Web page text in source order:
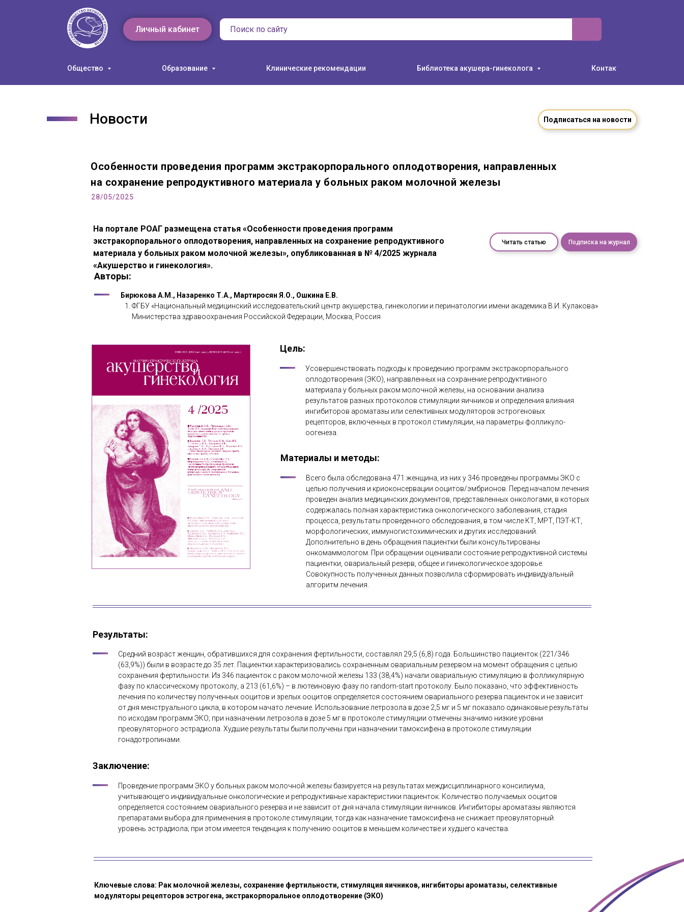
Личный кабинет
Общество Образование Клинические рекомендации Библиотека акушера-гинеколога Контакты
Новости Подписаться на новости
Особенности проведения программ экстракорпорального оплодотворения, направленных
на сохранение репродуктивного материала у больных раком молочной железы
28/05/2025
На портале РОАГ размещена статья «Особенности проведения программ
экстракорпорального оплодотворения, направленных на сохранение репродуктивного
материала у больных раком молочной железы», опубликованная в № 4/2025 журнала
«Акушерство и гинекология».
Бирюкова А.М., Назаренко Т.А., Мартиросян Я.О., Ошкина Е.В.
ФГБУ «Национальный медицинский исследовательский центр акушерства, гинекологии и перинатологии имени академика В.И. Кулакова»
Министерства здравоохранения Российской Федерации, Москва, Россия
Результаты:
Ключевые слова: Рак молочной железы, сохранение фертильности, стимуляция яичников, ингибиторы ароматазы, селективные
модуляторы рецепторов эстрогена, экстракорпоральное оплодотворение (ЭКО)
Читать статью
Авторы:
Средний возраст женщин, обратившихся для сохранения фертильности, составлял 29,5 (6,8) года. Большинство пациенток (221/346
(63,9%)) были в возрасте до 35 лет. Пациентки характеризовались сохраненным овариальным резервом на момент обращения с целью
сохранения фертильности. Из 346 пациенток с раком молочной железы 133 (38,4%) начали овариальную стимуляцию в фолликулярную
фазу по классическому протоколу, а 213 (61,6%) – в лютеиновую фазу по random-start протоколу. Было показано, что эффективность
лечения по количеству полученных ооцитов и зрелых ооцитов определяется состоянием овариального резерва пациенток и не зависит
от дня менструального цикла, в котором начато лечение. Использование летрозола в дозе 2,5 мг и 5 мг показало одинаковые результаты
по исходам программ ЭКО; при назначении летрозола в дозе 5 мг в протоколе стимуляции отмечены значимо низкие уровни
преовуляторного эстрадиола. Худшие результаты были получены при назначении тамоксифена в протоколе стимуляции
гонадотропинами.
Заключение:
Проведение программ ЭКО у больных раком молочной железы базируется на результатах междисциплинарного консилиума,
учитывающего индивидуальные онкологические и репродуктивные характеристики пациенток. Количество получаемых ооцитов
определяется состоянием овариального резерва и не зависит от дня начала стимуляции яичников. Ингибиторы ароматазы являются
препаратами выбора для применения в протоколе стимуляции, тогда как назначение тамоксифена не снижает преовуляторный
уровень эстрадиола; при этом имеется тенденция к получению ооцитов в меньшем количестве и худшего качества.
Материалы и методы:
Всего была обследована 471 женщина, из них у 346 проведены программы ЭКО с
целью получения и криоконсервации ооцитов/эмбрионов. Перед началом лечения
проведен анализ медицинских документов, представленных онкологами, в которых
содержалась полная характеристика онкологического заболевания, стадия
процесса, результаты проведенного обследования, в том числе КТ, МРТ, ПЭТ-КТ,
морфологических, иммуногистохимических и других исследований.
Дополнительно в день обращения пациентки были консультированы
онкомаммологом. При обращении оценивали состояние репродуктивной системы
пациентки, овариальный резерв, общее и гинекологическое здоровье.
Совокупность полученных данных позволила сформировать индивидуальный
алгоритм лечения.
Читать статью Подписка на журнал
Цель:
Усовершенствовать подходы к проведению программ экстракорпорального
оплодотворения (ЭКО), направленных на сохранение репродуктивного
материала у больных раком молочной железы, на основании анализа
результатов разных протоколов стимуляции яичников и определения влияния
ингибиторов ароматазы или селективных модуляторов эстрогеновых
рецепторов, включенных в протокол стимуляции, на параметры фолликуло-
оогенеза.